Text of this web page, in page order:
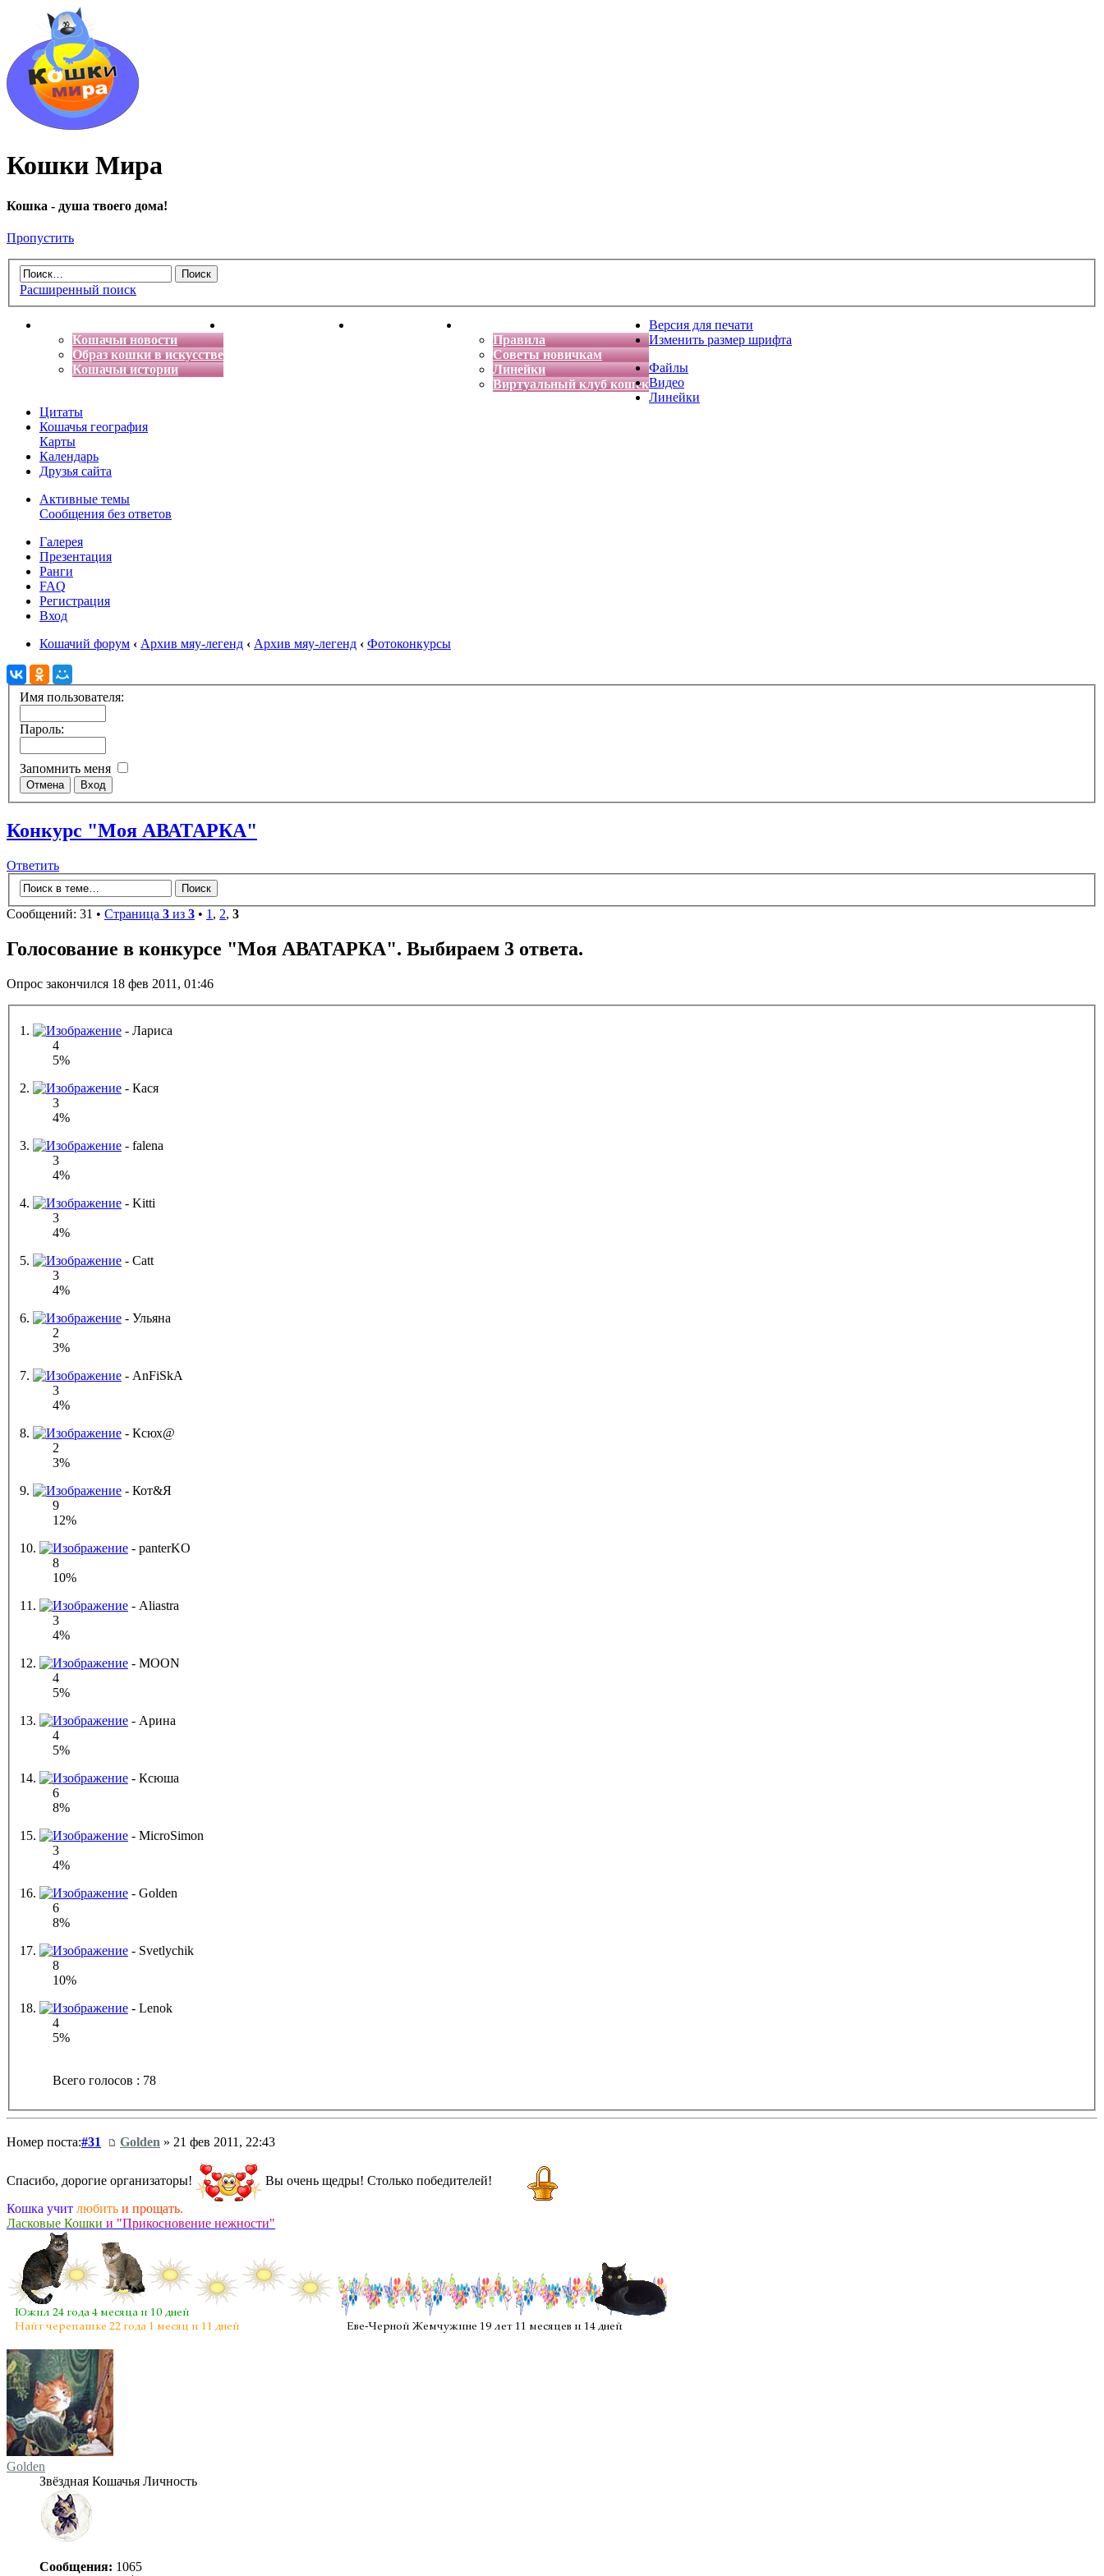
Кошки Мира
Кошка - душа твоего дома!
Пропустить
Расширенный поиск
Кошачьи новости
Образ кошки в искусстве
Кошачьи истории
Энциклопедия кошек Детская фантазия
Правила
Советы новичкам
Линейки
Виртуальный клуб кошек
Версия для печати
Изменить размер шрифта
Файлы
Видео
Линейки
Цитаты
Кошачья география
Карты
Календарь
Друзья сайта
Активные темы
Сообщения без ответов
Галерея
Презентация
Ранги
FAQ
Регистрация
Вход
Кошачий форум ‹ Архив мяу-легенд ‹ Архив мяу-легенд ‹ Фотоконкурсы
Имя пользователя:
Пароль:
Запомнить меня
Конкурс "Моя АВАТАРКА"
Ответить
Сообщений: 31 • Страница 3 из 3 • 1 , 2, 3
Голосование в конкурсе "Моя АВАТАРКА". Выбираем 3 ответа.
Опрос закончился 18 фев 2011, 01:46
1.
- Лариса
4
5%
2.
- Кася
3
4%
3.
- falena
3
4%
4.
- Kitti
3
4%
5.
- Catt
3
4%
6.
- Ульяна
2
3%
7.
- AnFiSkA
3
4%
8.
- Ксюх@
2
3%
9.
- Кот&Я
9
12%
10.
- panterKO
8
10%
11.
- Aliastra
3
4%
12.
- MOON
4
5%
13.
- Арина
4
5%
14.
- Ксюша
6
8%
15.
- MicroSimon
3
4%
16.
- Golden
6
8%
17.
- Svetlychik
8
10%
18.
- Lenok
4
5%
Всего голосов : 78
Номер поста:#31 Golden » 21 фев 2011, 22:43
Спасибо, дорогие организаторы!
Вы очень щедры! Столько победителей!
Кошка учит любить и прощать.
Ласковые Кошки и "Прикосновение нежности"
Golden
Звёздная Кошачья Личность
Сообщения: 1065